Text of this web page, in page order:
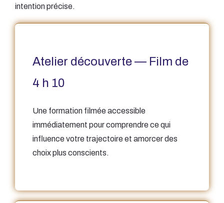
intention précise.
Atelier découverte — Film de
4 h 10
Une formation filmée accessible
immédiatement pour comprendre ce qui
influence votre trajectoire et amorcer des
choix plus conscients.